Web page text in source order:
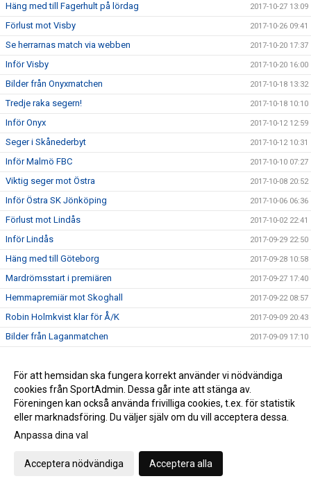
Häng med till Fagerhult på lördag 2017-10-27 13:09
Förlust mot Visby 2017-10-26 09:41
Se herrarnas match via webben 2017-10-20 17:37
Inför Visby 2017-10-20 16:00
Bilder från Onyxmatchen 2017-10-18 13:32
Tredje raka segern! 2017-10-18 10:10
Inför Onyx 2017-10-12 12:59
Seger i Skånederbyt 2017-10-12 10:31
Inför Malmö FBC 2017-10-10 07:27
Viktig seger mot Östra 2017-10-08 20:52
Inför Östra SK Jönköping 2017-10-06 06:36
Förlust mot Lindås 2017-10-02 22:41
Inför Lindås 2017-09-29 22:50
Häng med till Göteborg 2017-09-28 10:58
Mardrömsstart i premiären 2017-09-27 17:40
Hemmapremiär mot Skoghall 2017-09-22 08:57
Robin Holmkvist klar för Å/K 2017-09-09 20:43
Bilder från Laganmatchen 2017-09-09 17:10
Sista hemmamatchen på hemmaplan 2017-09-08 09:27
NBINV i bilder 2017-08-28 07:55
Seger mot Munka och vinnare i NBINV 2017-08-27 12:48
Storseger mot Falcons
Dags för den årliga försäsongs turneringen NBINV
För att hemsidan ska fungera korrekt använder vi nödvändiga
cookies från SportAdmin. Dessa går inte att stänga av.
Föreningen kan också använda frivilliga cookies, t.ex. för statistik
eller marknadsföring. Du väljer själv om du vill acceptera dessa.
Anpassa dina val
Acceptera nödvändiga Acceptera alla